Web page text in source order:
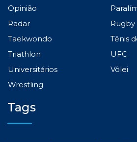
Opinião
Radar
Rugby
Taekwondo
Tênis
Triathlon
UFC
Universitários
Vôlei
Wrestling
Tags